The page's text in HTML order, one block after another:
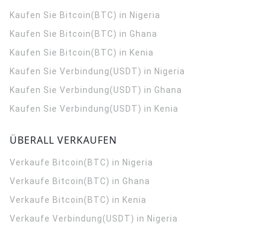
Kaufen Sie Bitcoin(BTC) in Nigeria
Kaufen Sie Bitcoin(BTC) in Ghana
Kaufen Sie Bitcoin(BTC) in Kenia
Kaufen Sie Verbindung(USDT) in Nigeria
Kaufen Sie Verbindung(USDT) in Ghana
Kaufen Sie Verbindung(USDT) in Kenia
ÜBERALL VERKAUFEN
Verkaufe Bitcoin(BTC) in Nigeria
Verkaufe Bitcoin(BTC) in Ghana
Verkaufe Bitcoin(BTC) in Kenia
Verkaufe Verbindung(USDT) in Nigeria